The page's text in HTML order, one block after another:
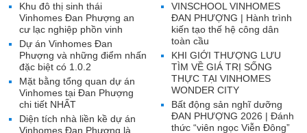
VINSCHOOL VINHOMES
ĐAN PHƯỢNG | Hành trình
kiến tạo thế hệ công dân
toàn cầu
KHI GIỚI THƯỢNG LƯU
TÌM VỀ GIÁ TRỊ SỐNG
THỰC TẠI VINHOMES
WONDER CITY
Bất động sản nghĩ dưỡng
ĐAN PHƯỢNG 2026 | Đánh
thức “viên ngọc Viễn Đông”
Khu đô thị sinh thái
Vinhomes Đan Phượng an
cư lạc nghiệp phồn vinh
Dự án Vinhomes Đan
Phượng và những điểm nhấn
đặc biệt có 1.0.2
Mặt bằng tổng quan dự án
Vinhomes tại Đan Phượng
chi tiết NHẤT
Diện tích nhà liền kề dự án
Vinhomes Đan Phượng là